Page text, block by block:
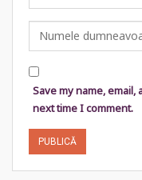
Save my name,
next time I comment.